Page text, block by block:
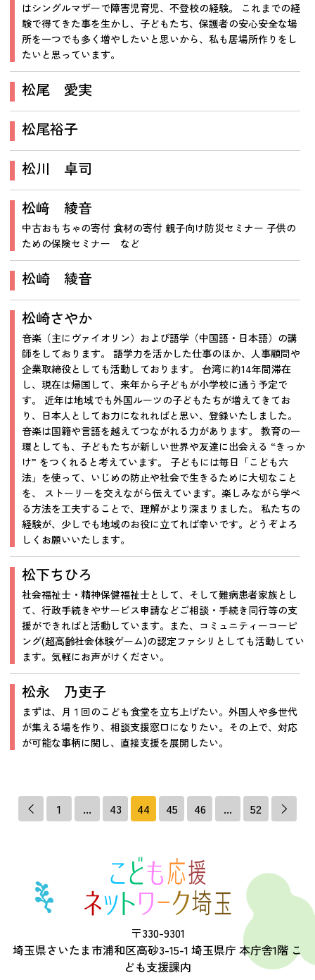
はシングルマザーで障害児育児、不登校の経験。 これまでの経
験で得てきた事を生かし、子どもたち、保護者の安心安全な場
所を一つでも多く増やしたいと思いから、私も居場所作りをし
たいと思っています。
松尾 愛実
松尾裕子
松川 卓司
松﨑 綾音
中古おもちゃの寄付 食材の寄付 親子向け防災セミナー 子供の
ための保険セミナー など
松崎 綾音
松崎さやか
音楽（主にヴァイオリン）および語学（中国語・日本語）の講
師をしております。 語学力を活かした仕事のほか、人事顧問や
企業取締役としても活動しております。 台湾に約14年間滞在
し、現在は帰国して、来年から子どもが小学校に通う予定で
す。 近年は地域でも外国ルーツの子どもたちが増えてきてお
り、日本人としてお力になれればと思い、登録いたしました。
音楽は国籍や言語を越えてつながれる力があります。 教育の一
環としても、子どもたちが新しい世界や友達に出会える “きっか
け” をつくれると考えています。 子どもには毎日「こども六
法」を使って、いじめの防止や社会で生きるために大切なこと
を、 ストーリーを交えながら伝えています。楽しみながら学べ
る方法を工夫することで、理解がより深まりました。 私たちの
経験が、少しでも地域のお役に立てれば幸いです。どうぞよろ
しくお願いいたします。
松下ちひろ
社会福祉士・精神保健福祉士として、そして難病患者家族とし
て、行政手続きやサービス申請などご相談・手続き同行等の支
援ができればと活動しています。また、コミュニティーコーピ
ング(超高齢社会体験ゲーム)の認定ファシリとしても活動してい
ます。気軽にお声がけください。
松永 乃吏子
まずは、月１回のこども食堂を立ち上げたい。外国人や多世代
が集える場を作り、相談支援窓口になりたい。その上で、対応
が可能な事柄に関し、直接支援を展開したい。
1 ... 43 44 45 46 ... 52
〒330-9301
埼玉県さいたま市浦和区高砂3-15-1 埼玉県庁 本庁舎1階 こ
ども支援課内